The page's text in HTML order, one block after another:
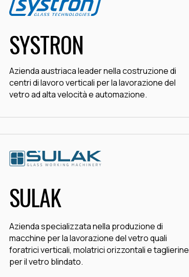
SYSTRON
Azienda austriaca leader nella costruzione di
centri di lavoro verticali per la lavorazione del
vetro ad alta velocità e automazione.
SULAK
Azienda specializzata nella produzione di
macchine per la lavorazione del vetro quali
foratrici verticali, molatrici orizzontali e taglierine
per il vetro blindato.